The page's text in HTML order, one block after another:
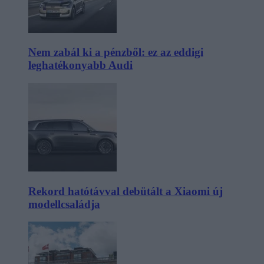
Nem zabál ki a pénzből: ez az eddigi
leghatékonyabb Audi
Rekord hatótávval debütált a Xiaomi új
modellcsaládja